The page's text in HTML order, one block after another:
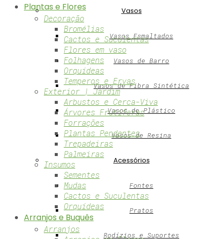
Vasos
Vasos Esmaltados
Vasos de Barro
Vasos de Fibra Sintética
Vasos de Plástico
Vasos de Resina
Acessórios
Fontes
Pratos
Rodízios e Suportes
Plantas e Flores
Decoração
Bromélias
Cactos e Suculentas
Flores em vaso
Folhagens
Orquídeas
Temperos e Ervas
Exterior | Jardim
Arbustos e Cerca-Viva
Árvores Frutíferas
Forrações
Plantas Pendentes
Trepadeiras
Palmeiras
Insumos
Sementes
Mudas
Cactos e Suculentas
Orquídeas
Arranjos e Buquês
Arranjos